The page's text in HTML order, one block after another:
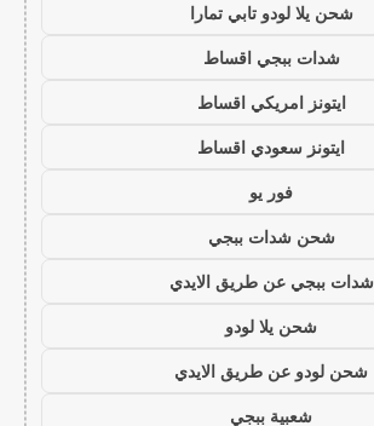
شحن يلا لودو تابي تمارا
شدات ببجي اقساط
ايتونز امريكي اقساط
ايتونز سعودي اقساط
فور يو
شحن شدات ببجي
شدات ببجي عن طريق الايدي
شحن يلا لودو
شحن لودو عن طريق الايدي
شعبية ببجي